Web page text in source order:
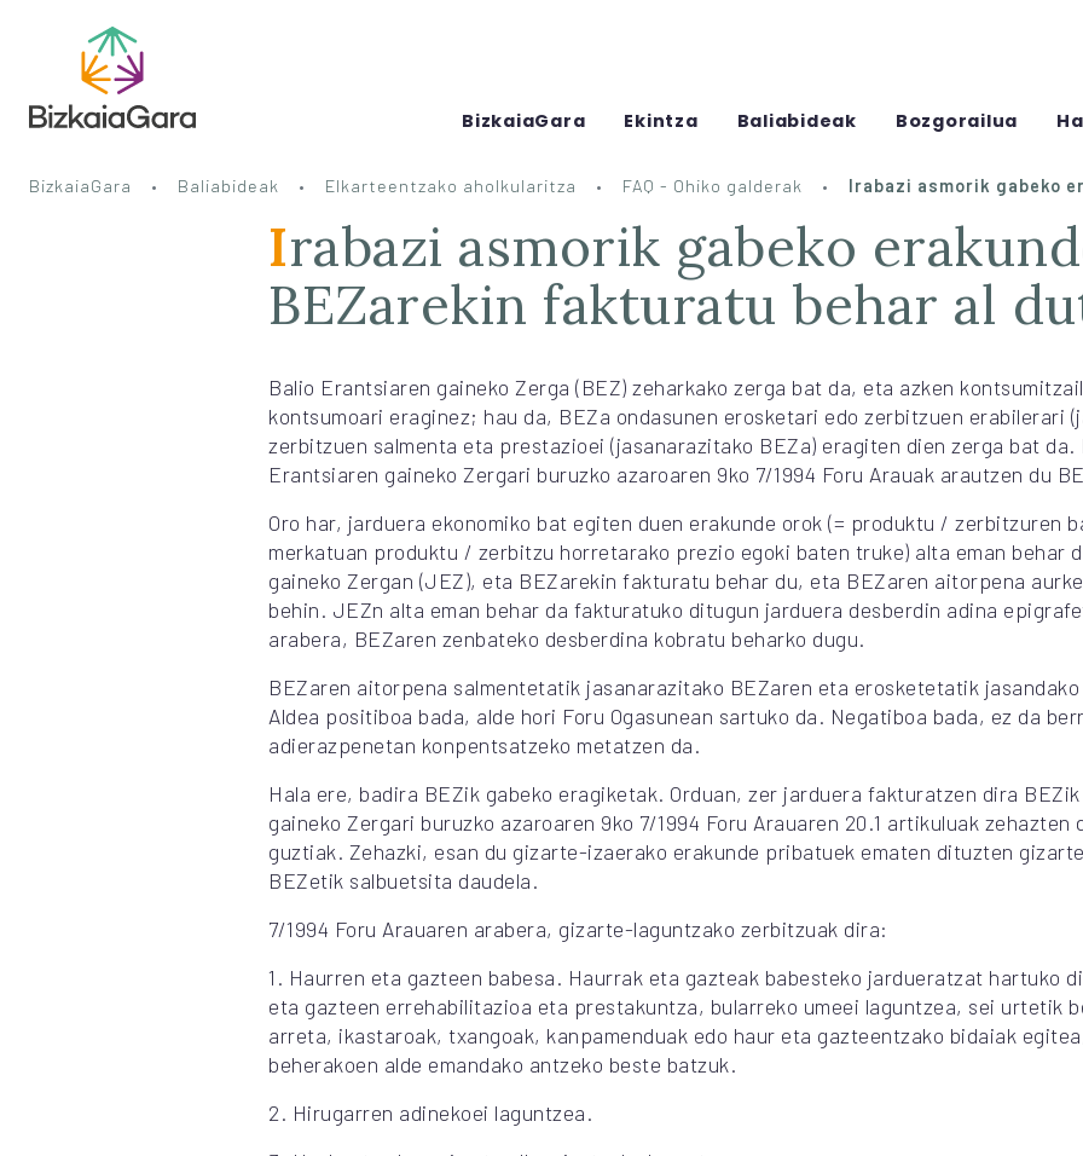
BizkaiaGara Ekintza Baliabideak Bozgorailua
BizkaiaGara Baliabideak Elkarteentzako aholkularitza FAQ - Ohiko galderak Irabazi asmorik gabeko
Irabazi asmorik gabeko erakundeek
BEZarekin fakturatu behar al
Balio Erantsiaren gaineko Zerga (BEZ) zeharkako zerga bat da, eta azken
kontsumoari eraginez; hau da, BEZa ondasunen erosketari edo zerbitzuen erabilerari
zerbitzuen salmenta eta prestazioei (jasanarazitako BEZa) eragiten dien zerga bat da.
Erantsiaren gaineko Zergari buruzko azaroaren 9ko 7/1994 Foru Arauak arautzen du
Oro har, jarduera ekonomiko bat egiten duen erakunde orok (= produktu / zerbitzuren
merkatuan produktu / zerbitzu horretarako prezio egoki baten truke) alta eman behar
gaineko Zergan (JEZ), eta BEZarekin fakturatu behar du, eta BEZaren aitorpena
behin. JEZn alta eman behar da fakturatuko ditugun jarduera desberdin adina
arabera, BEZaren zenbateko desberdina kobratu beharko dugu.
BEZaren aitorpena salmentetatik jasanarazitako BEZaren eta erosketetatik
Aldea positiboa bada, alde hori Foru Ogasunean sartuko da. Negatiboa bada, ez da
adierazpenetan konpentsatzeko metatzen da.
Hala ere, badira BEZik gabeko eragiketak. Orduan, zer jarduera fakturatzen dira
gaineko Zergari buruzko azaroaren 9ko 7/1994 Foru Arauaren 20.1 artikuluak
guztiak. Zehazki, esan du gizarte-izaerako erakunde pribatuek ematen dituzten
BEZetik salbuetsita daudela.
7/1994 Foru Arauaren arabera, gizarte-laguntzako zerbitzuak dira:
1. Haurren eta gazteen babesa. Haurrak eta gazteak babesteko jardueratzat hartuko
eta gazteen errehabilitazioa eta prestakuntza, bularreko umeei laguntzea, sei urtetik
arreta, ikastaroak, txangoak, kanpamenduak edo haur eta gazteentzako bidaiak
beherakoen alde emandako antzeko beste batzuk.
2. Hirugarren adinekoei laguntzea.